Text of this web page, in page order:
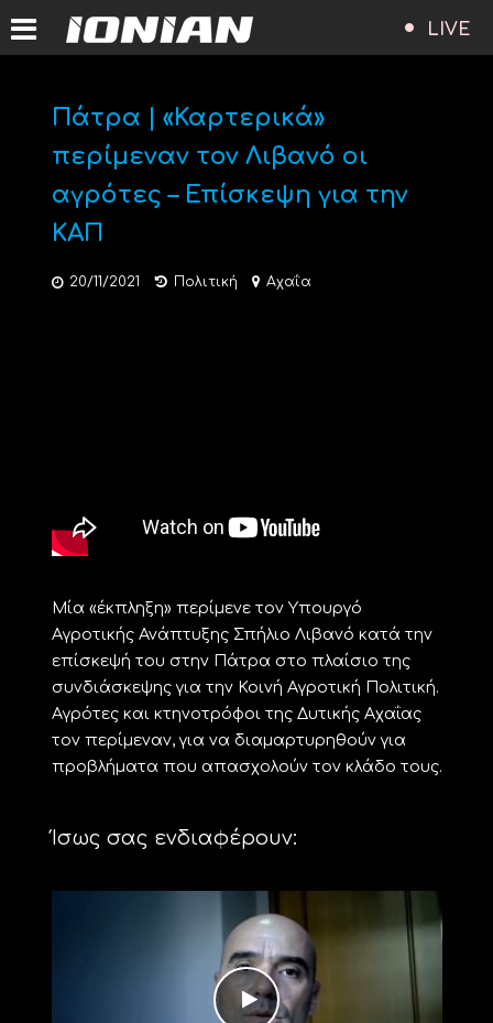
LIVE
Πάτρα | «Καρτερικά»
περίμεναν τον Λιβανό οι
αγρότες – Επίσκεψη για την
ΚΑΠ
20/11/2021 Πολιτική Αχαΐα
Μία «έκπληξη» περίμενε τον Υπουργό
Αγροτικής Ανάπτυξης Σπήλιο Λιβανό κατά την
επίσκεψή του στην Πάτρα στο πλαίσιο της
συνδιάσκεψης για την Κοινή Αγροτική Πολιτική.
Αγρότες και κτηνοτρόφοι της Δυτικής Αχαΐας
τον περίμεναν, για να διαμαρτυρηθούν για
προβλήματα που απασχολούν τον κλάδο τους.
Ίσως σας ενδιαφέρουν: